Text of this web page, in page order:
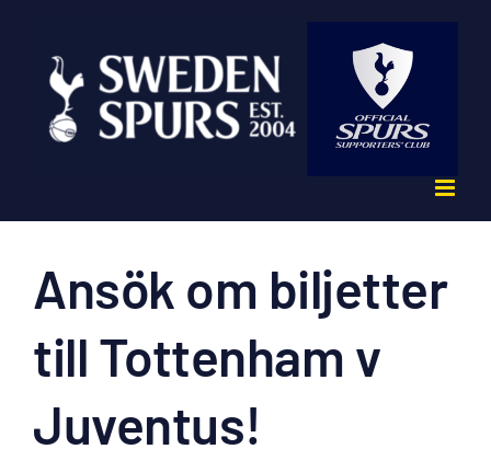
innehållet
Ansök om biljetter
till Tottenham v
Juventus!